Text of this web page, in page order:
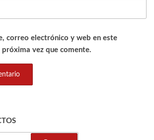
correo electrónico y web en este
vez que comente.